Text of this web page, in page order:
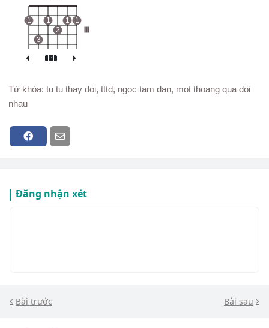
1
3
1
2
1 1
Từ khóa: tu tu thay doi, tttd, ngoc tam dan, mot thoang qua doi
nhau
Đăng nhận xét
Bài trước Bài sau